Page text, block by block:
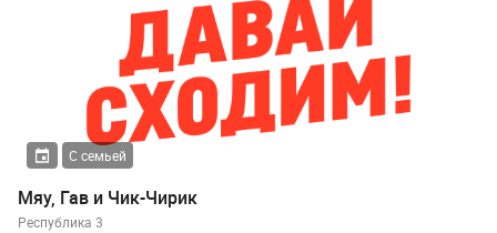
С семьей
Мяу, Гав и Чик-Чирик
Республика 3